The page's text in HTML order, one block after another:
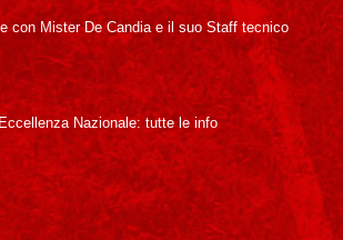
con Mister De Candia e il suo Staff tecnico
Nazionale: tutte le info